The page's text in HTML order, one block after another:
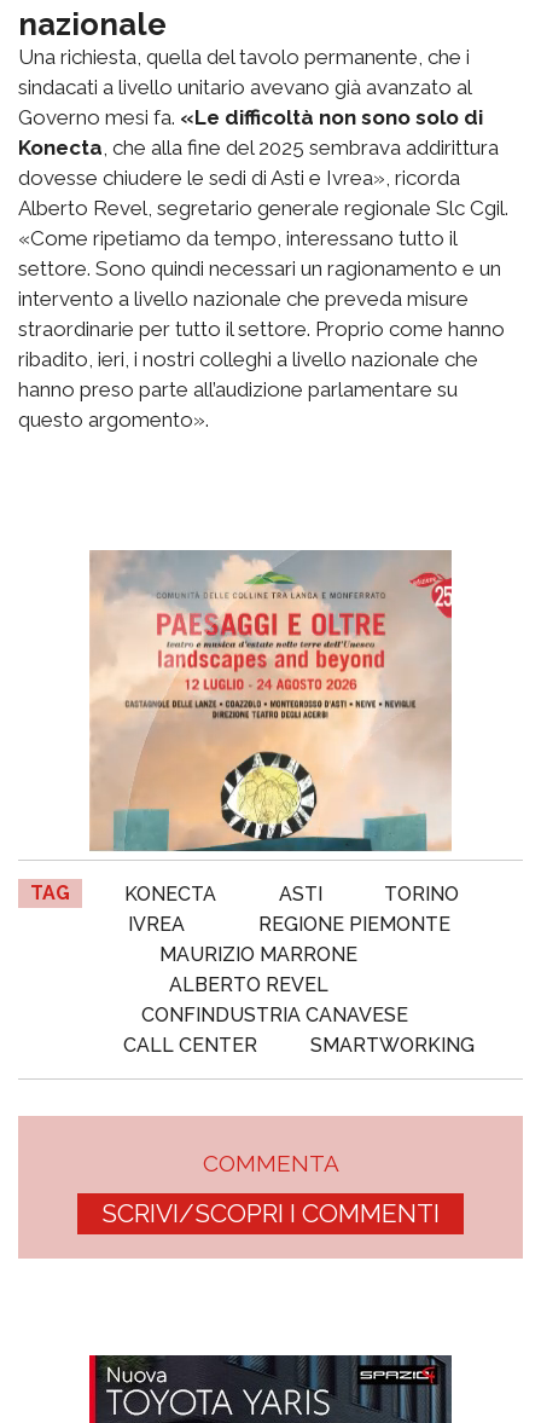
nazionale
Una richiesta, quella del tavolo permanente, che i
sindacati a livello unitario avevano già avanzato al
Governo mesi fa. «Le difficoltà non sono solo di
Konecta , che alla fine del 2025 sembrava addirittura
dovesse chiudere le sedi di Asti e Ivrea», ricorda
Alberto Revel, segretario generale regionale Slc Cgil.
«Come ripetiamo da tempo, interessano tutto il
settore. Sono quindi necessari un ragionamento e un
intervento a livello nazionale che preveda misure
straordinarie per tutto il settore. Proprio come hanno
ribadito, ieri, i nostri colleghi a livello nazionale che
hanno preso parte all’audizione parlamentare su
questo argomento».
TAG KONECTA ASTI
TORINO
IVREA
REGIONE PIEMONTE
MAURIZIO MARRONE
ALBERTO REVEL
CONFINDUSTRIA CANAVESE
CALL CENTER
SMARTWORKING
COMMENTA
SCRIVI/SCOPRI I COMMENTI